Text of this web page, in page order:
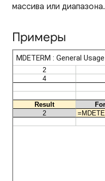
массива или диапазона.
Примеры